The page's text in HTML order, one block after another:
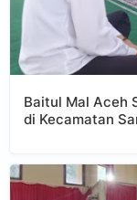
Baitul Mal Aceh
di Kecamatan